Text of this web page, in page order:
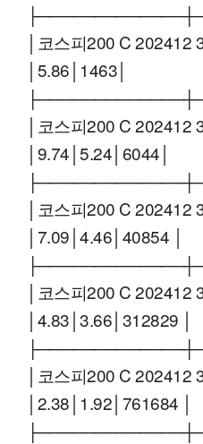
│코스피200 C 202412
│5.86│1463│
│코스피200 C 202412
│9.74│5.24│6044│
│코스피200 C 202412
│7.09│4.46│40854 │
│코스피200 C 202412
│4.83│3.66│312829 │
│코스피200 C 202412
│2.38│1.92│761684 │